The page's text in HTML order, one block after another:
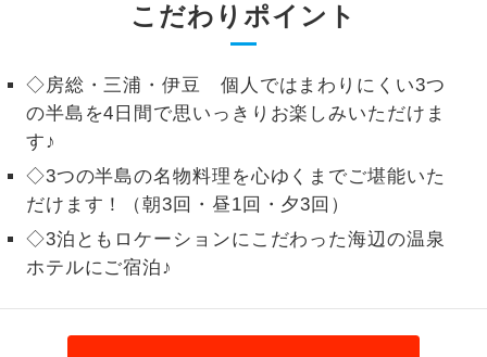
こだわりポイント
◇房総・三浦・伊豆 個人ではまわりにくい3つ
の半島を4日間で思いっきりお楽しみいただけま
す♪
◇3つの半島の名物料理を心ゆくまでご堪能いた
だけます！（朝3回・昼1回・夕3回）
◇3泊ともロケーションにこだわった海辺の温泉
ホテルにご宿泊♪
トラベルイヤ
周りの音を気にせず、ガイドさんの説明
1名様催行
1名様から出発可能な個人型プランで
す。
2名様催行
2名様から出発可能な個人型プランで
す。
おひとり様参
加限定
おひとり様限定でご参加いただけるコー